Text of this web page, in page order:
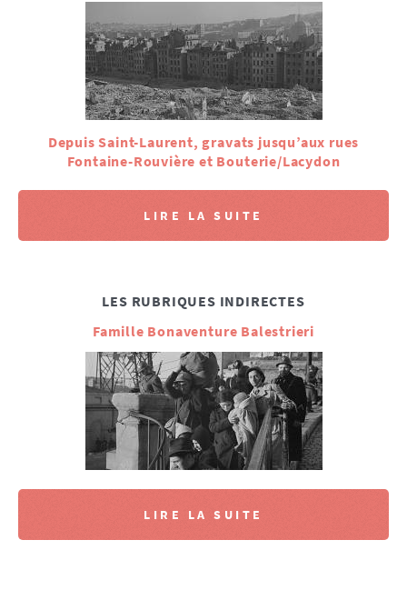
Depuis Saint-Laurent, gravats jusqu’aux rues
Fontaine-Rouvière et Bouterie/Lacydon
LIRE LA SUITE
LES RUBRIQUES INDIRECTES
Famille Bonaventure Balestrieri
LIRE LA SUITE